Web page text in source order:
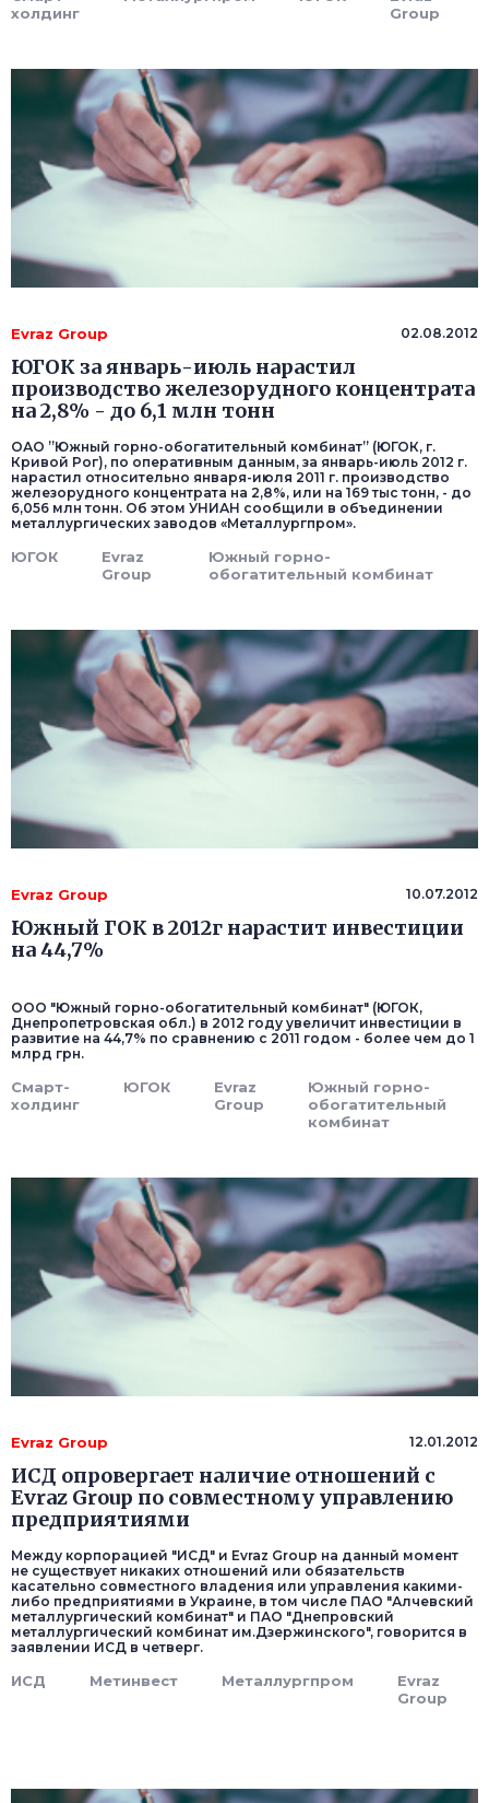
холдинг
Group
Evraz Group 02.08.2012
ЮГОК за январь-июль нарастил
производство железорудного концентрата
на 2,8% - до 6,1 млн тонн
ОАО ”Южный горно-обогатительный комбинат” (ЮГОК, г.
Кривой Рог), по оперативным данным, за январь-июль 2012 г.
нарастил относительно января-июля 2011 г. производство
железорудного концентрата на 2,8%, или на 169 тыс тонн, - до
6,056 млн тонн. Об этом УНИАН сообщили в объединении
металлургических заводов «Металлургпром».
ЮГОК
Evraz
Group
Южный горно-
обогатительный комбинат
Evraz Group 10.07.2012
Южный ГОК в 2012г нарастит инвестиции
на 44,7%
ООО "Южный горно-обогатительный комбинат" (ЮГОК,
Днепропетровская обл.) в 2012 году увеличит инвестиции в
развитие на 44,7% по сравнению с 2011 годом - более чем до 1
млрд грн.
Смарт-
холдинг
ЮГОК
Evraz
Group
Южный горно-
обогатительный
комбинат
Evraz Group 12.01.2012
ИСД опровергает наличие отношений с
Evraz Group по совместному управлению
предприятиями
Между корпорацией "ИСД" и Evraz Group на данный момент
не существует никаких отношений или обязательств
касательно совместного владения или управления какими-
либо предприятиями в Украине, в том числе ПАО "Алчевский
металлургический комбинат" и ПАО "Днепровский
металлургический комбинат им.Дзержинского", говорится в
заявлении ИСД в четверг.
ИСД Метинвест Металлургпром
Evraz
Group